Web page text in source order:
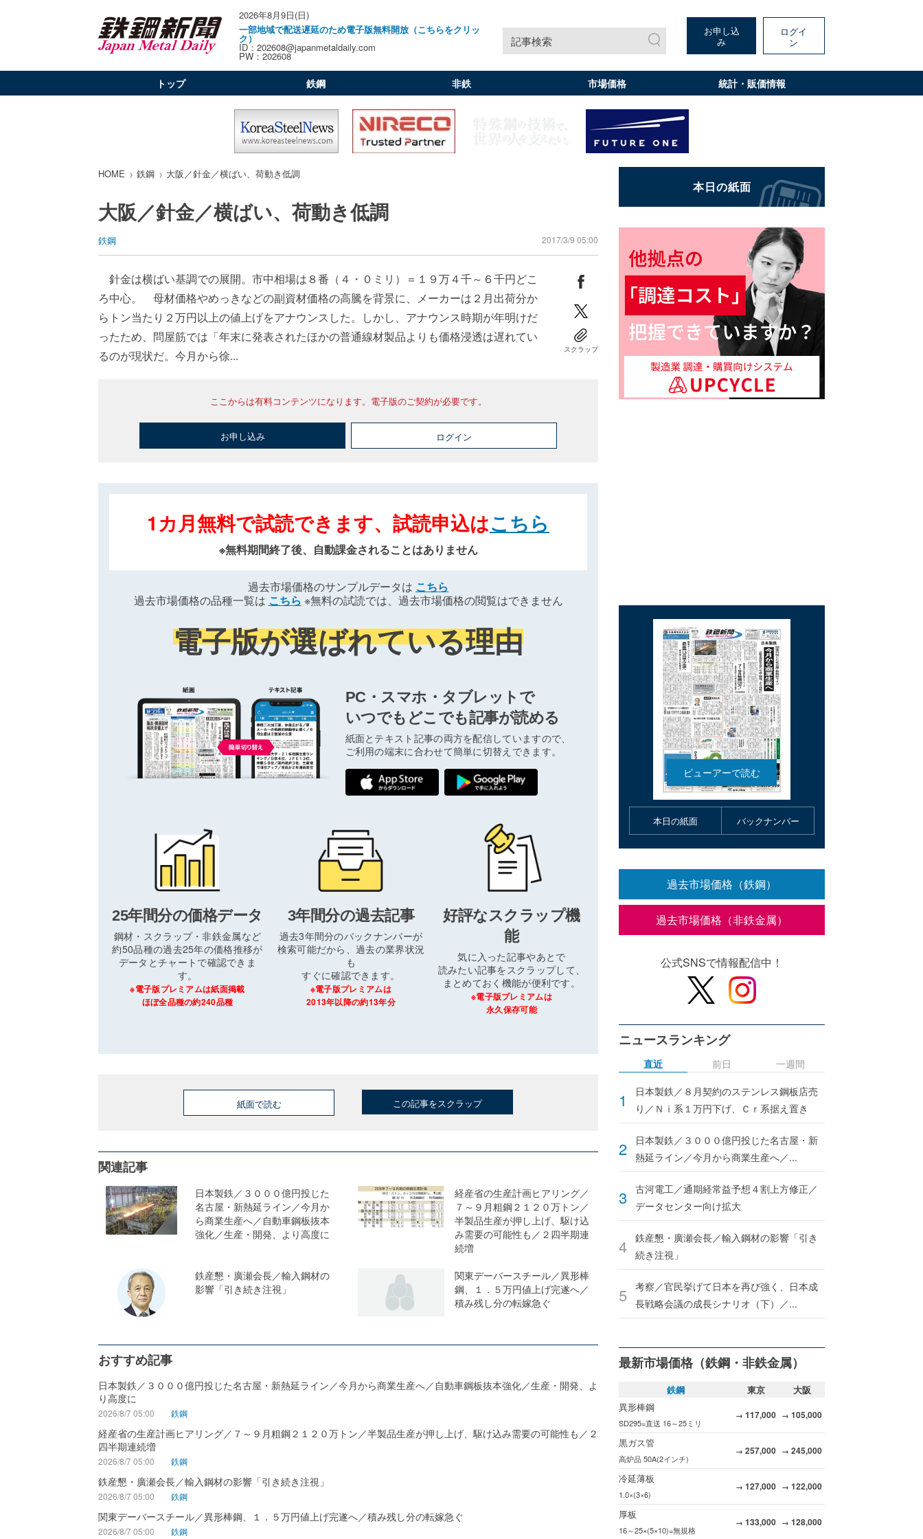
2026年8月9日(日)
一部地域で配送遅延のため電子版無料開放（こちらをクリッ
ク）
ID：202608@japanmetaldaily.com
PW：202608
記事検索
お申し込
み
ログイ
ン
トップ 鉄鋼 非鉄 市場価格 統計・販価情報
HOME 鉄鋼 大阪／針金／横ばい、荷動き低調
大阪／針金／横ばい、荷動き低調
鉄鋼 2017/3/9 05:00
針金は横ばい基調での展開。市中相場は８番（４・０ミリ）＝１９万４千～６千円どこ
ろ中心。 母材価格やめっきなどの副資材価格の高騰を背景に、メーカーは２月出荷分か
らトン当たり２万円以上の値上げをアナウンスした。しかし、アナウンス時期が年明けだ
ったため、問屋筋では「年末に発表されたほかの普通線材製品よりも価格浸透は遅れてい
るのが現状だ。今月から徐...
スクラップ
ここからは有料コンテンツになります。電子版のご契約が必要です。
お申し込み ログイン
1カ月無料で試読できます、試読申込はこちら
※無料期間終了後、自動課金されることはありません
過去市場価格のサンプルデータは こちら
過去市場価格の品種一覧は こちら ※無料の試読では、過去市場価格の閲覧はできません
電子版が選ばれている理由
PC・スマホ・タブレットで
いつでもどこでも記事が読める
紙面とテキスト記事の両方を配信していますので、
ご利用の端末に合わせて簡単に切替えできます。
25年間分の価格データ
鋼材・スクラップ・非鉄金属など
約50品種の過去25年の価格推移が
データとチャートで確認できま
す。
※電子版プレミアムは紙面掲載
ほぼ全品種の約240品種
3年間分の過去記事
過去3年間分のバックナンバーが
検索可能だから、過去の業界状況
も
すぐに確認できます。
※電子版プレミアムは
2013年以降の約13年分
好評なスクラップ機
能
気に入った記事やあとで
読みたい記事をスクラップして、
まとめておく機能が便利です。
※電子版プレミアムは
永久保存可能
紙面で読む この記事をスクラップ
関連記事
日本製鉄／３０００億円投じた
名古屋・新熱延ライン／今月か
ら商業生産へ／自動車鋼板抜本
強化／生産・開発、より高度に
経産省の生産計画ヒアリング／
７～９月粗鋼２１２０万トン／
半製品生産が押し上げ、駆け込
み需要の可能性も／２四半期連
続増
鉄産懇・廣瀬会長／輸入鋼材の
影響「引き続き注視」
関東デーバースチール／異形棒
鋼、１．５万円値上げ完遂へ／
積み残し分の転嫁急ぐ
おすすめ記事
日本製鉄／３０００億円投じた名古屋・新熱延ライン／今月から商業生産へ／自動車鋼板抜本強化／生産・開発、よ
り高度に
2026/8/7 05:00 鉄鋼
経産省の生産計画ヒアリング／７～９月粗鋼２１２０万トン／半製品生産が押し上げ、駆け込み需要の可能性も／２
四半期連続増
2026/8/7 05:00 鉄鋼
鉄産懇・廣瀬会長／輸入鋼材の影響「引き続き注視」
2026/8/7 05:00 鉄鋼
関東デーバースチール／異形棒鋼、１．５万円値上げ完遂へ／積み残し分の転嫁急ぐ
2026/8/7 05:00 鉄鋼
本日の紙面 バックナンバー
過去市場価格（鉄鋼）
過去市場価格（非鉄金属）
公式SNSで情報配信中！
ニュースランキング
直近
日本製鉄／８月契約のステンレス鋼板店売
り／Ｎｉ系１万円下げ、Ｃｒ系据え置き
日本製鉄／３０００億円投じた名古屋・新
熱延ライン／今月から商業生産へ／...
古河電工／通期経常益予想４割上方修正／
データセンター向け拡大
鉄産懇・廣瀬会長／輸入鋼材の影響「引き
続き注視」
考察／官民挙げて日本を再び強く、日本成
長戦略会議の成長シナリオ（下）／...
前日 一週間
最新市場価格（鉄鋼・非鉄金属）
鉄鋼 東京
大阪
異形棒鋼
SD295=直送 16～25ミリ
→ 117,000 → 105,000
黒ガス管
高炉品 50A(2インチ)
→ 257,000 → 245,000
冷延薄板
1.0×(3×6)
→ 127,000 → 122,000
厚板
16～25×(5×10)=無規格
→ 133,000 → 128,000